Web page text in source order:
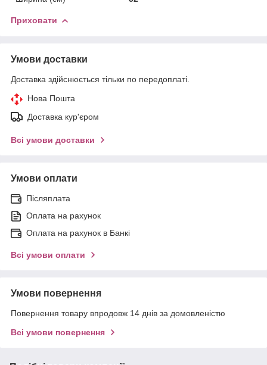
Приховати
Умови доставки
Доставка здійснюється тільки по передоплаті.
Нова Пошта
Доставка кур'єром
Всі умови доставки
Умови оплати
Післяплата
Оплата на рахунок
Оплата на рахунок в Банкі
Всі умови оплати
Умови повернення
Повернення товару впродовж 14 днів за домовленістю
Всі умови повернення